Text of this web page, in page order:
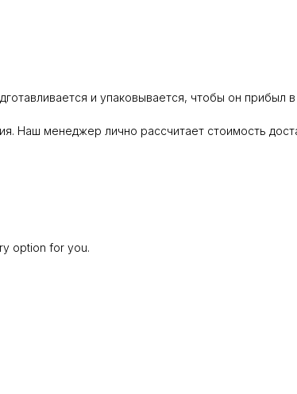
и упаковывается, чтобы он прибыл
Наш менеджер лично рассчитает стоимость
option for you.